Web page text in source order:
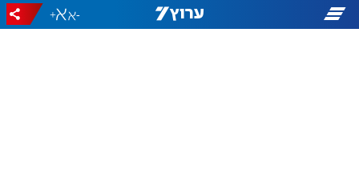
-
+